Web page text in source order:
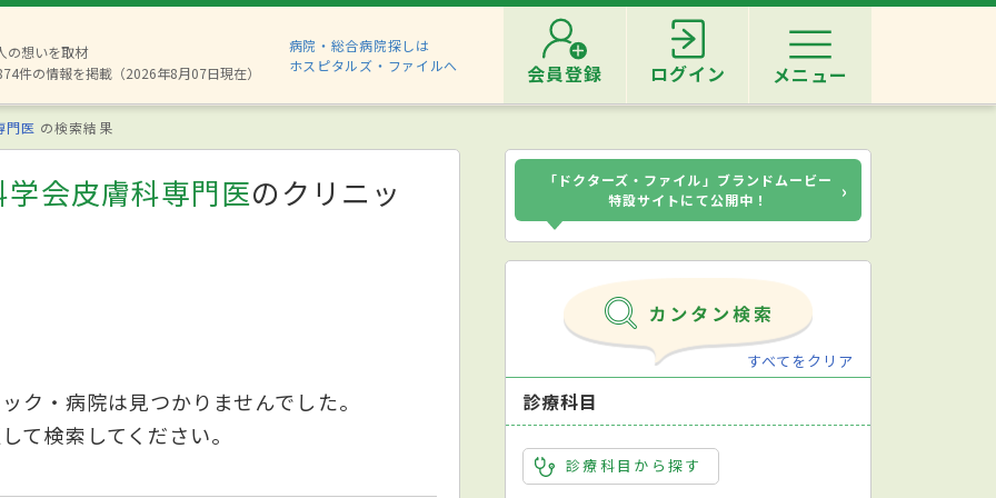
の想いを取材
件の情報を掲載（2026年8月07日現在）
病院・総合病院探しは
ホスピタルズ・ファイルへ
会員登録 ログイン メニュー
門医 の検索結果
会皮膚科専門医のクリニッ
ク・病院は見つかりませんでした。
て検索してください。
「ドクターズ・ファイル」ブランドムービー
特設サイトにて公開中！
›
すべてをクリア
診療科目
診療科目から探す